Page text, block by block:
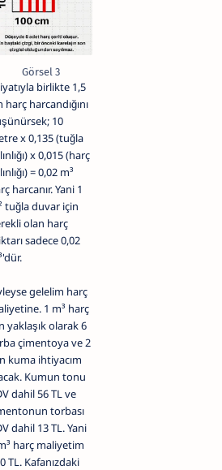
Görsel 3
birlikte 1,5
harç harcandığını
10
x 0,135 (tuğla
x 0,015 (harç
= 0,02 m³
harcanır. Yani 1
tuğla duvar için
olan harç
sadece 0,02
gelelim harç
1 m³ harç
yaklaşık olarak 6
çimentoya ve 2
kuma ihtiyacım
Kumun tonu
dahil 56 TL ve
torbası
dahil 13 TL. Yani
harç maliyetim
TL. Kafanızdaki